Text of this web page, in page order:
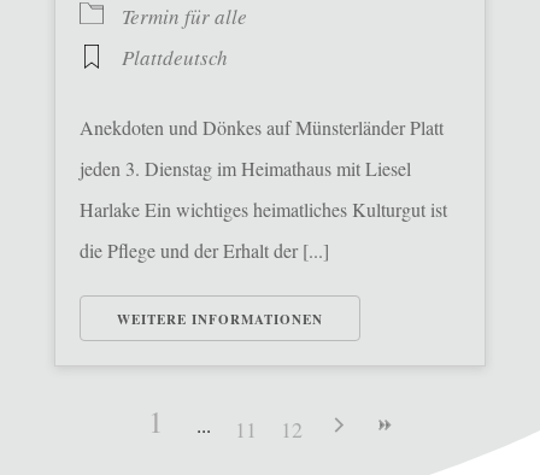
Termin für alle
Plattdeutsch
Anekdoten und Dönkes auf Münsterländer Platt
jeden 3. Dienstag im Heimathaus mit Liesel
Harlake Ein wichtiges heimatliches Kulturgut ist
die Pflege und der Erhalt der [...]
WEITERE INFORMATIONEN
1 11 12